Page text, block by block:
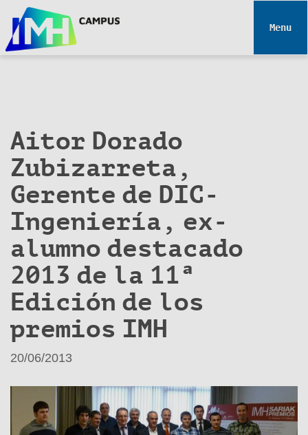
Toggle
Aitor Dorado
Zubizarreta,
Gerente de DIC-
Ingeniería, ex-
alumno destacado
2013 de la 11ª
Edición de los
premios IMH
20/06/2013